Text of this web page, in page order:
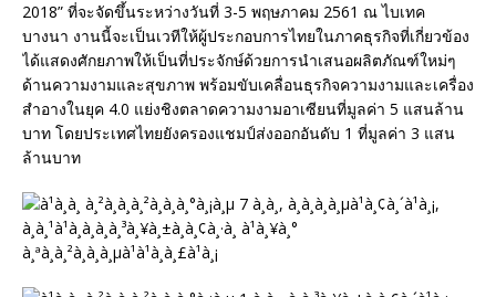
2018” ที่จะจัดขึ้นระหว่างวันที่ 3-5 พฤษภาคม 2561 ณ ไบเทค
บางนา งานนี้จะเป็นเวทีให้ผู้ประกอบการไทยในภาคธุรกิจที่เกี่ยวข้อง
ได้แสดงศักยภาพให้เป็นที่ประจักษ์ด้วยการนำเสนอผลิตภัณฑ์ใหม่ๆ
ด้านความงามและสุขภาพ พร้อมขับเคลื่อนธุรกิจความงามและเครื่อง
สำอางในยุค 4.0 แย่งชิงตลาดความงามอาเซียนที่มูลค่า 5 แสนล้าน
บาท โดยประเทศไทยยังครองแชมป์ส่งออกอันดับ 1 ที่มูลค่า 3 แสน
ล้านบาท